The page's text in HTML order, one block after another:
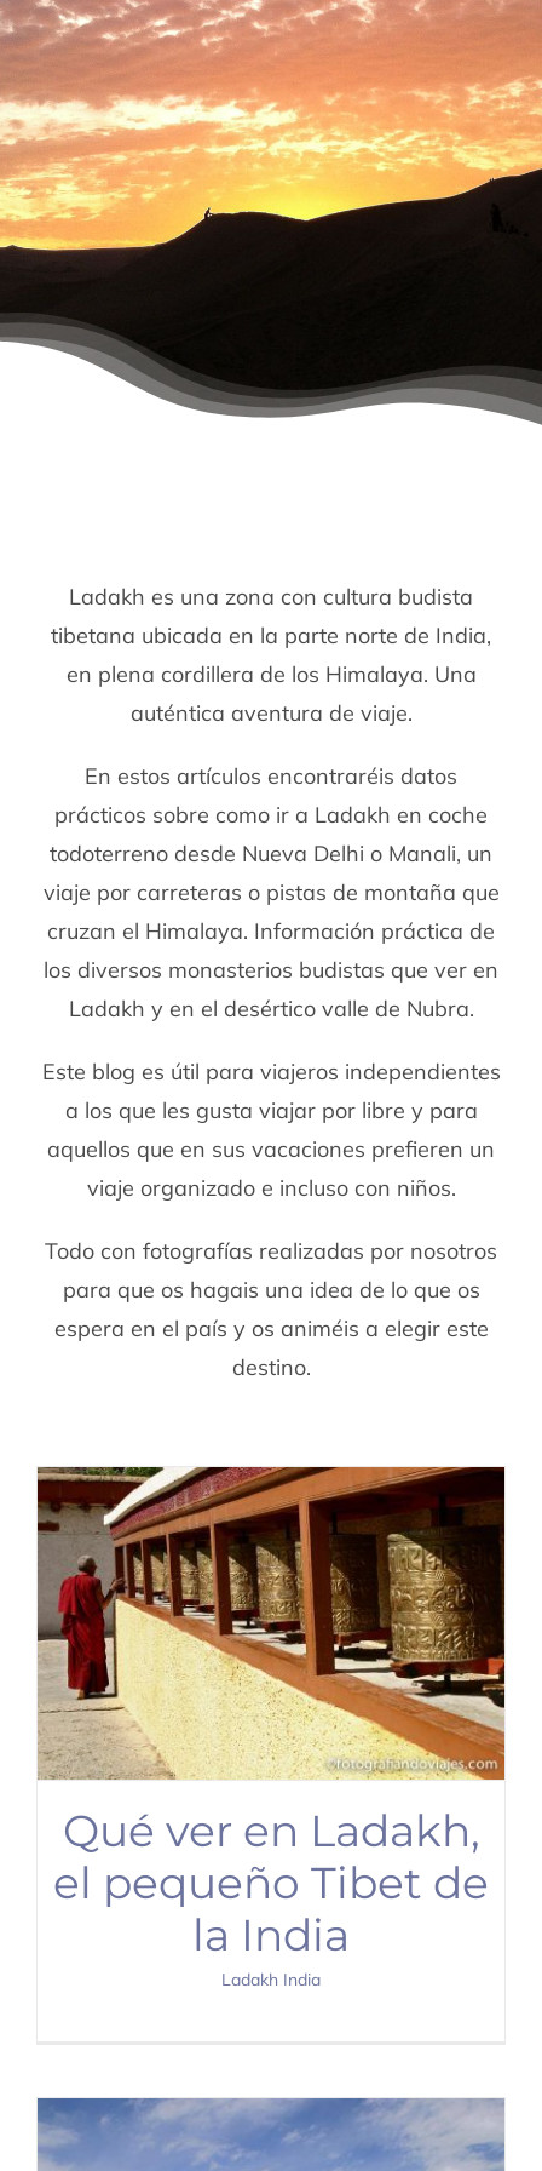
PLANIFICA TU VIAJE
Ladakh es una zona con cultura budista
tibetana ubicada en la parte norte de India,
en plena cordillera de los Himalaya. Una
auténtica aventura de viaje.
En estos artículos encontraréis datos
prácticos sobre como ir a Ladakh en coche
todoterreno desde Nueva Delhi o Manali, un
viaje por carreteras o pistas de montaña que
cruzan el Himalaya. Información práctica de
los diversos monasterios budistas que ver en
Ladakh y en el desértico valle de Nubra.
Este blog es útil para viajeros independientes
a los que les gusta viajar por libre y para
aquellos que en sus vacaciones prefieren un
viaje organizado e incluso con niños.
Todo con fotografías realizadas por nosotros
para que os hagais una idea de lo que os
espera en el país y os animéis a elegir este
destino.
Qué ver en Ladakh,
el pequeño Tibet de
la India
Ladakh India